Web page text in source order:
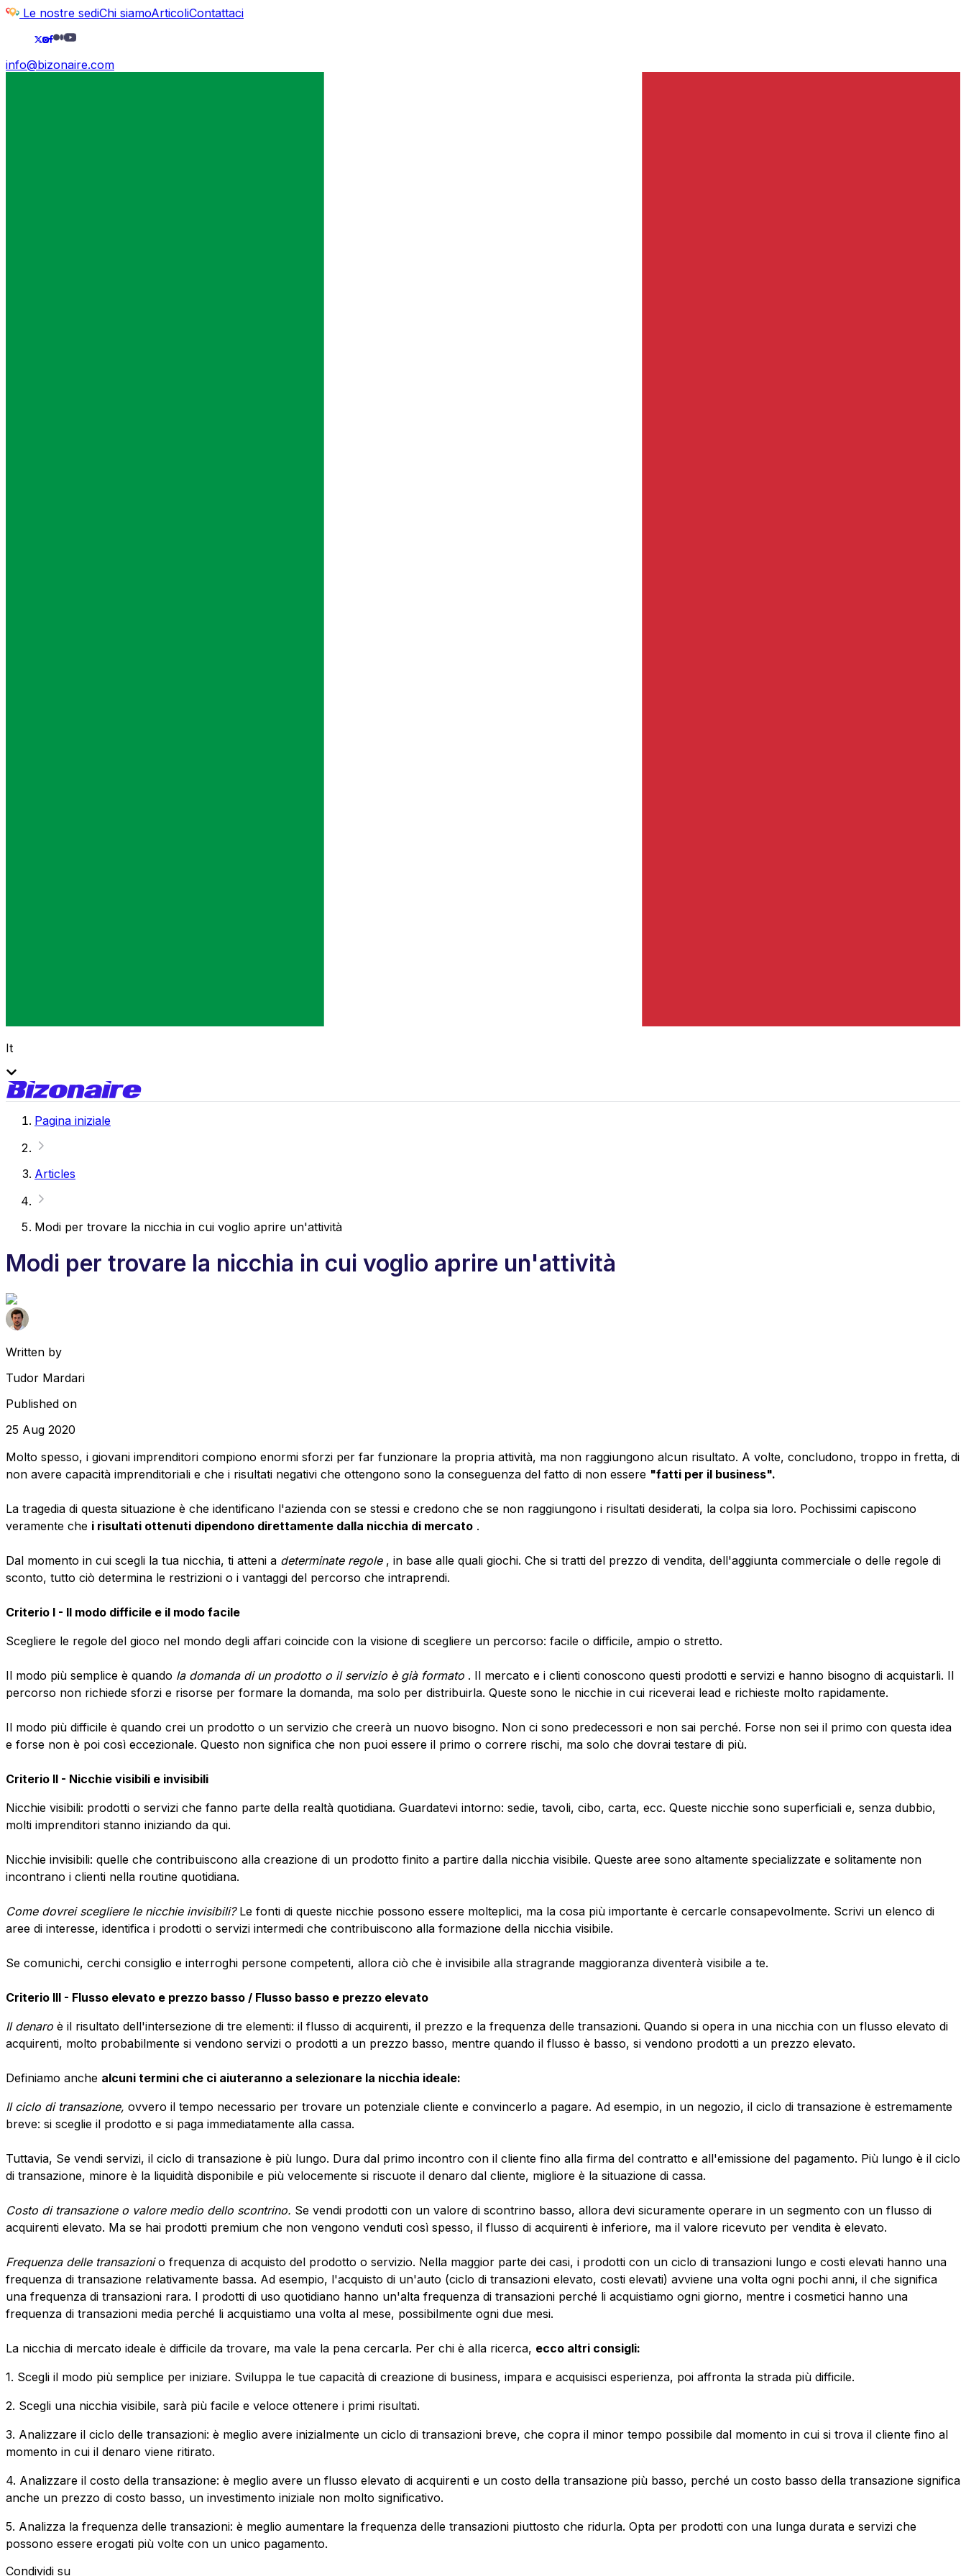
Le nostre sediChi siamoArticoliContattaci
info@bizonaire.com
It
Pagina iniziale
Articles
Modi per trovare la nicchia in cui voglio aprire un'attività
Modi per trovare la nicchia in cui voglio aprire un'attività
Written by
Tudor Mardari
Published on
25 Aug 2020
Molto spesso, i giovani imprenditori compiono enormi sforzi per far funzionare la propria attività, ma non raggiungono alcun risultato. A volte, concludono, troppo in fretta, di
non avere capacità imprenditoriali e che i risultati negativi che ottengono sono la conseguenza del fatto di non essere "fatti per il business".
La tragedia di questa situazione è che identificano l'azienda con se stessi e credono che se non raggiungono i risultati desiderati, la colpa sia loro. Pochissimi capiscono
veramente che i risultati ottenuti dipendono direttamente dalla nicchia di mercato .
Dal momento in cui scegli la tua nicchia, ti atteni a determinate regole , in base alle quali giochi. Che si tratti del prezzo di vendita, dell'aggiunta commerciale o delle regole di
sconto, tutto ciò determina le restrizioni o i vantaggi del percorso che intraprendi.
Criterio I - Il modo difficile e il modo facile
Scegliere le regole del gioco nel mondo degli affari coincide con la visione di scegliere un percorso: facile o difficile, ampio o stretto.
Il modo più semplice è quando la domanda di un prodotto o il servizio è già formato . Il mercato e i clienti conoscono questi prodotti e servizi e hanno bisogno di acquistarli. Il
percorso non richiede sforzi e risorse per formare la domanda, ma solo per distribuirla. Queste sono le nicchie in cui riceverai lead e richieste molto rapidamente.
Il modo più difficile è quando crei un prodotto o un servizio che creerà un nuovo bisogno. Non ci sono predecessori e non sai perché. Forse non sei il primo con questa idea
e forse non è poi così eccezionale. Questo non significa che non puoi essere il primo o correre rischi, ma solo che dovrai testare di più.
Criterio II - Nicchie visibili e invisibili
Nicchie visibili: prodotti o servizi che fanno parte della realtà quotidiana. Guardatevi intorno: sedie, tavoli, cibo, carta, ecc. Queste nicchie sono superficiali e, senza dubbio,
molti imprenditori stanno iniziando da qui.
Nicchie invisibili: quelle che contribuiscono alla creazione di un prodotto finito a partire dalla nicchia visibile. Queste aree sono altamente specializzate e solitamente non
incontrano i clienti nella routine quotidiana.
Come dovrei scegliere le nicchie invisibili? Le fonti di queste nicchie possono essere molteplici, ma la cosa più importante è cercarle consapevolmente. Scrivi un elenco di
aree di interesse, identifica i prodotti o servizi intermedi che contribuiscono alla formazione della nicchia visibile.
Se comunichi, cerchi consiglio e interroghi persone competenti, allora ciò che è invisibile alla stragrande maggioranza diventerà visibile a te.
Criterio III - Flusso elevato e prezzo basso / Flusso basso e prezzo elevato
Il denaro è il risultato dell'intersezione di tre elementi: il flusso di acquirenti, il prezzo e la frequenza delle transazioni. Quando si opera in una nicchia con un flusso elevato di
acquirenti, molto probabilmente si vendono servizi o prodotti a un prezzo basso, mentre quando il flusso è basso, si vendono prodotti a un prezzo elevato.
Definiamo anche alcuni termini che ci aiuteranno a selezionare la nicchia ideale:
Il ciclo di transazione, ovvero il tempo necessario per trovare un potenziale cliente e convincerlo a pagare. Ad esempio, in un negozio, il ciclo di transazione è estremamente
breve: si sceglie il prodotto e si paga immediatamente alla cassa.
Tuttavia, Se vendi servizi, il ciclo di transazione è più lungo. Dura dal primo incontro con il cliente fino alla firma del contratto e all'emissione del pagamento. Più lungo è il ciclo
di transazione, minore è la liquidità disponibile e più velocemente si riscuote il denaro dal cliente, migliore è la situazione di cassa.
Costo di transazione o valore medio dello scontrino. Se vendi prodotti con un valore di scontrino basso, allora devi sicuramente operare in un segmento con un flusso di
acquirenti elevato. Ma se hai prodotti premium che non vengono venduti così spesso, il flusso di acquirenti è inferiore, ma il valore ricevuto per vendita è elevato.
Frequenza delle transazioni o frequenza di acquisto del prodotto o servizio. Nella maggior parte dei casi, i prodotti con un ciclo di transazioni lungo e costi elevati hanno una
frequenza di transazione relativamente bassa. Ad esempio, l'acquisto di un'auto (ciclo di transazioni elevato, costi elevati) avviene una volta ogni pochi anni, il che significa
una frequenza di transazioni rara. I prodotti di uso quotidiano hanno un'alta frequenza di transazioni perché li acquistiamo ogni giorno, mentre i cosmetici hanno una
frequenza di transazioni media perché li acquistiamo una volta al mese, possibilmente ogni due mesi.
La nicchia di mercato ideale è difficile da trovare, ma vale la pena cercarla. Per chi è alla ricerca, ecco altri consigli:
1. Scegli il modo più semplice per iniziare. Sviluppa le tue capacità di creazione di business, impara e acquisisci esperienza, poi affronta la strada più difficile.
2. Scegli una nicchia visibile, sarà più facile e veloce ottenere i primi risultati.
3. Analizzare il ciclo delle transazioni: è meglio avere inizialmente un ciclo di transazioni breve, che copra il minor tempo possibile dal momento in cui si trova il cliente fino al
momento in cui il denaro viene ritirato.
4. Analizzare il costo della transazione: è meglio avere un flusso elevato di acquirenti e un costo della transazione più basso, perché un costo basso della transazione significa
anche un prezzo di costo basso, un investimento iniziale non molto significativo.
5. Analizza la frequenza delle transazioni: è meglio aumentare la frequenza delle transazioni piuttosto che ridurla. Opta per prodotti con una lunga durata e servizi che
possono essere erogati più volte con un unico pagamento.
Condividi su